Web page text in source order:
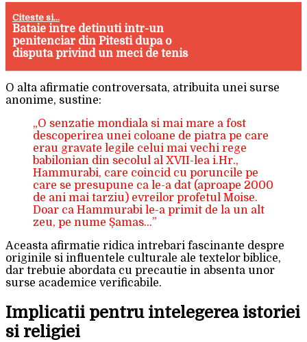
Citeste si...
Bataie intre detinuti intr-un
penitenciar din Pitesti dupa o
disputa privind un meci de tenis
O alta afirmatie controversata, atribuita unei surse
anonime, sustine:
„O senzatie mondiala si mai mare a fost
descoperirea unei coloane de piatra pe care
erau gravate legile celui mai vechi rege
babilonian din secolul al XVII-lea i.Hr.,
Hammurabi, care coincid cu poruncile pe
care se presupune ca le-a dat (aproape 2000
de ani mai tarziu) evreilor profetul Moise.
Doar ca Hammurabi le-a primit de la un alt
zeu, pe nume Șamas…”
Aceasta afirmatie ridica intrebari fascinante despre
originile si influentele culturale ale textelor biblice,
dar trebuie abordata cu precautie in absenta unor
surse academice verificabile.
Implicatii pentru intelegerea istoriei
si religiei